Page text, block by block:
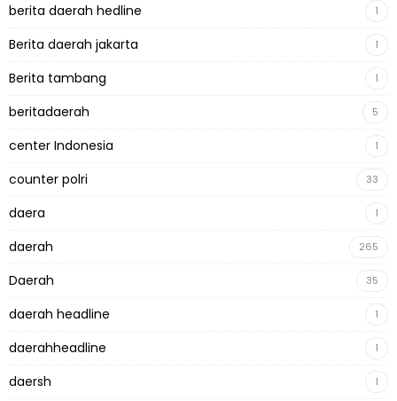
berita daerah hedline 1
Berita daerah jakarta 1
Berita tambang 1
beritadaerah 5
center Indonesia 1
counter polri 33
daera 1
daerah 265
Daerah 35
daerah headline 1
daerahheadline 1
daersh 1